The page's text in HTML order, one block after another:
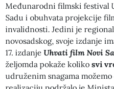
Međunarodni filmski festival
Sadu i obuhvata projekcije
invalidnosti. Jedini je
novosadskog, svoje izdanje
17. izdanje Uhvati film Novi
željomda pokaže koliko svi
udruženim snagama